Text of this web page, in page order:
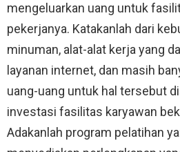
mengeluarkan uang untuk
pekerjanya. Katakanlah dari
minuman, alat-alat kerja yang
layanan internet, dan masih
uang-uang untuk hal tersebut
investasi fasilitas karyawan
Adakanlah program pelatihan